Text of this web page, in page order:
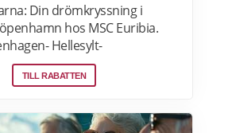
Din drömkryssning i
hos MSC Euribia.
Hellesylt-
Flåm-Kiel, 6 dagar. Alla
i priset. Läs mer om
TILL RABATTEN